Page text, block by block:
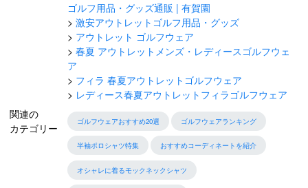
ゴルフ用品・グッズ通販 | 有賀園
激安アウトレットゴルフ用品・グッズ
アウトレット ゴルフウェア
春夏 アウトレットメンズ・レディースゴルフウェ
ア
フィラ 春夏アウトレットゴルフウェア
レディース春夏アウトレットフィラゴルフウェア
関連の
カテゴリー
ゴルフウェアおすすめ20選 ゴルフウェアランキング
半袖ポロシャツ特集 おすすめコーディネートを紹介
オシャレに着るモックネックシャツ